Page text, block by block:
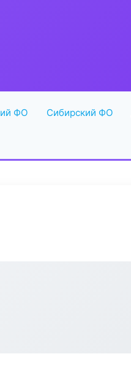
ФО Сибирский ФО